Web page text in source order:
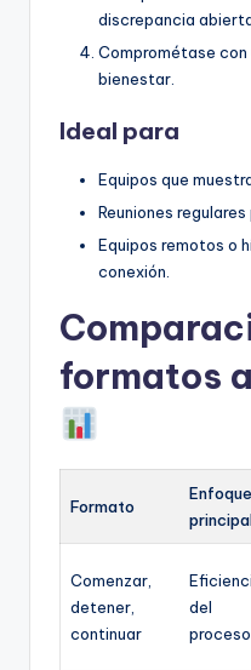
discrepancia
Comprométase
bienestar.
Ideal para
Equipos que
Reuniones
Equipos remotos o
conexión.
formatos
Formato
Enfoque
Comenzar,
detener,
continuar
del
proceso